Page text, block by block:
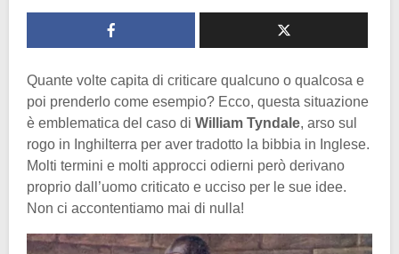
Quante volte capita di criticare qualcuno o qualcosa e
poi prenderlo come esempio? Ecco, questa situazione
è emblematica del caso di William Tyndale, arso sul
rogo in Inghilterra per aver tradotto la bibbia in Inglese.
Molti termini e molti approcci odierni però derivano
proprio dall’uomo criticato e ucciso per le sue idee.
Non ci accontentiamo mai di nulla!